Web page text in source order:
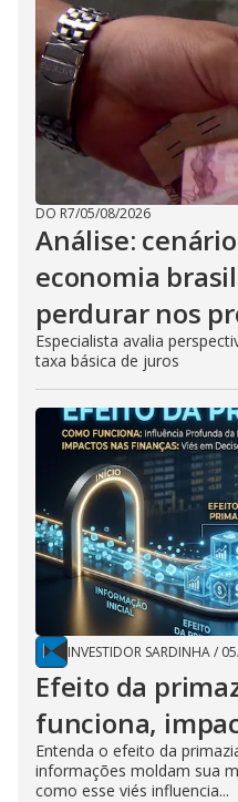
DO R7/05/08/2026
Análise:
economia
perdurar nos
Especialista avalia
taxa básica de juros
INVESTIDOR SARDINHA/
Efeito da
funciona,
Entenda o efeito da
informações moldam sua
como esse viés influencia...